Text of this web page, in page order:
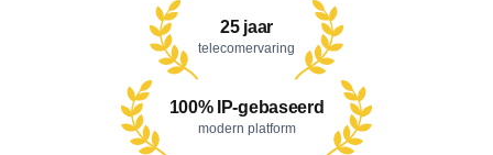
25 jaar
telecomervaring
100% IP-gebaseerd
modern platform